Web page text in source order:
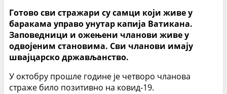
Готово сви стражари су самци који живе у
баракама управо унутар капија Ватикана.
Заповедници и ожењени чланови живе у
одвојеним становима. Сви чланови имају
швајцарско држављанство.
У октобру прошле године је четворо чланова
страже било позитивно на ковид-19.